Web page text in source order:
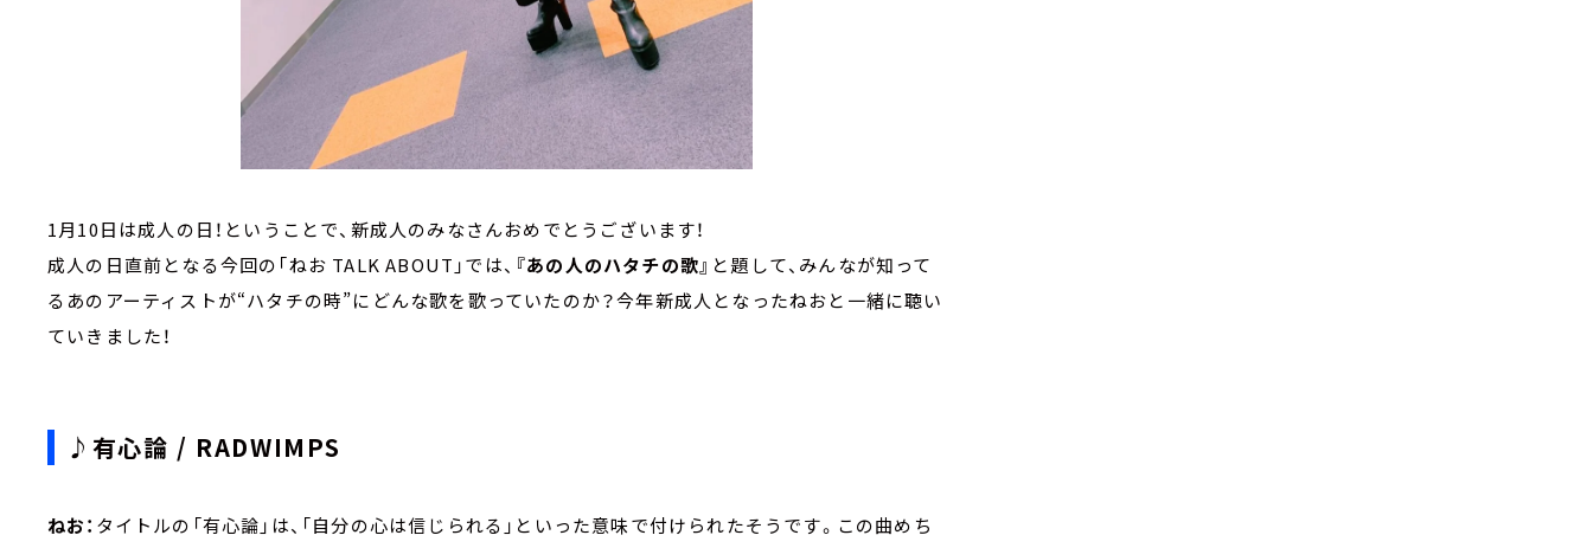
1月10日は成人の日！ということで、新成人のみなさんおめでとうございます！
成人の日直前となる今回の「ねお TALK ABOUT」では、 『あの人のハタチの歌』 と題して、みんなが知って
るあのアーティストが“ハタチの時”にどんな歌を歌っていたのか？今年新成人となったねおと一緒に聴い
ていきました！
♪有心論 / RADWIMPS
ねお： タイトルの「有心論」は、「自分の心は信じられる」といった意味で付けられたそうです。この曲めち